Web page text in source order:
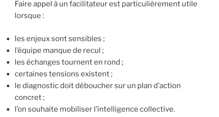
Faire appel à un facilitateur est particulièrement utile
lorsque :
les enjeux sont sensibles ;
l’équipe manque de recul ;
les échanges tournent en rond ;
certaines tensions existent ;
le diagnostic doit déboucher sur un plan d’action
concret ;
l’on souhaite mobiliser l’intelligence collective.